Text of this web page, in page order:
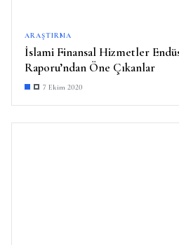
ARAŞTIRMA
İslami Finansal Hizmetler
Raporu’ndan Öne Çıkanlar
7 Ekim 2020